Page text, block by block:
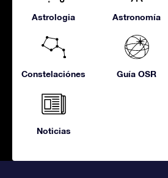
Astrologia Astronomía
Constelaciónes Guía OSR
Noticias